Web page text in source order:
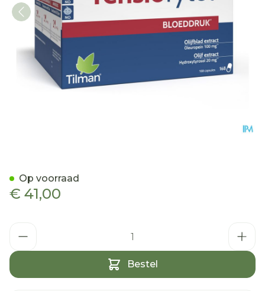
€ 41,00
Bestel
Op voorraad